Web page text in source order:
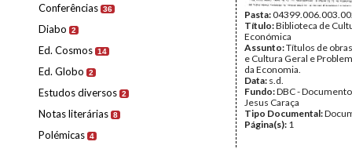
Conferências 36
Diabo 2
Ed. Cosmos 14
Ed. Globo 2
Estudos diversos 2
Notas literárias 8
Polémicas 4
Pasta:
Título:Biblioteca de
Económica
Assunto:Títulos de
e Cultura Geral e
da Economia.
Data: s.d.
Fundo:DBC -
Jesus Caraça
Tipo Documental:
Página(s): 1